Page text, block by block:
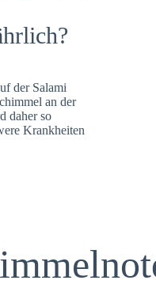
der Salami
an der
daher so
Krankheiten